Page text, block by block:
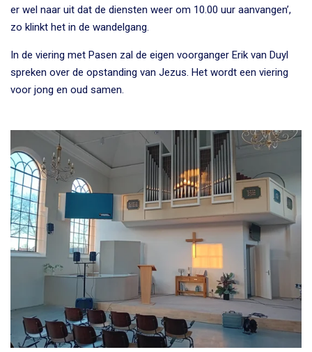
er wel naar uit dat de diensten weer om 10.00 uur aanvangen’,
zo klinkt het in de wandelgang.
In de viering met Pasen zal de eigen voorganger Erik van Duyl
spreken over de opstanding van Jezus. Het wordt een viering
voor jong en oud samen.